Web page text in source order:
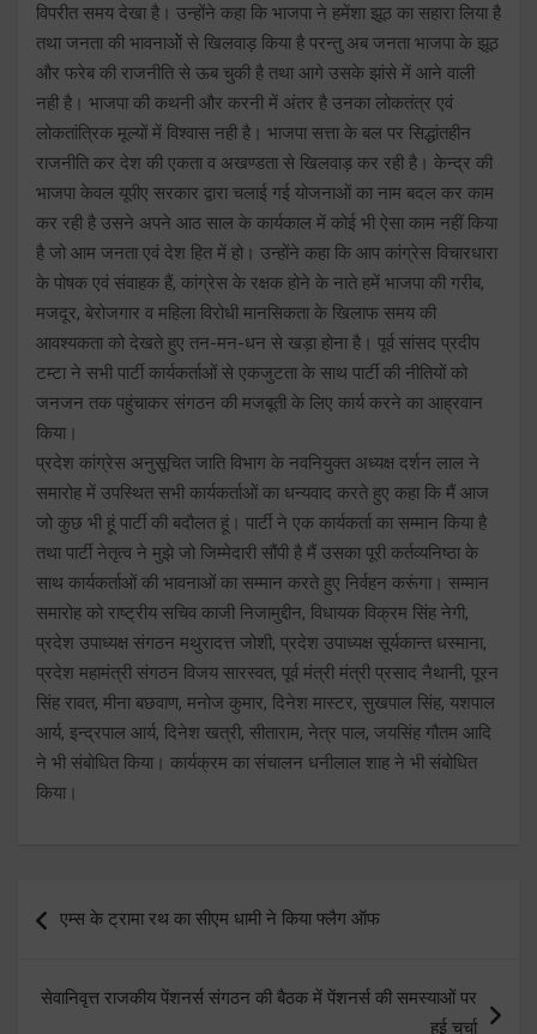
विपरीत समय देखा है। उन्होंने कहा कि भाजपा ने हमेंशा झूठ का सहारा लिया है
तथा जनता की भावनाओें से खिलवाड़ किया है परन्तु अब जनता भाजपा के झूठ
और फरेब की राजनीति से ऊब चुकी है तथा आगे उसके झांसे में आने वाली
नही है। भाजपा की कथनी और करनी में अंतर है उनका लोकतंत्र एवं
लोकतांत्रिक मूल्यों में विश्वास नही है। भाजपा सत्ता के बल पर सिद्धांतहीन
राजनीति कर देश की एकता व अखण्डता से खिलवाड़ कर रही है। केन्द्र की
भाजपा केवल यूपीए सरकार द्वारा चलाई गई योजनाओं का नाम बदल कर काम
कर रही है उसने अपने आठ साल के कार्यकाल में कोई भी ऐसा काम नहीं किया
है जो आम जनता एवं देश हित में हो। उन्होंने कहा कि आप कांग्रेस विचारधारा
के पोषक एवं संवाहक हैं, कांग्रेस के रक्षक होने के नाते हमें भाजपा की गरीब,
मजदूर, बेरोजगार व महिला विरोधी मानसिकता के खिलाफ समय की
आवश्यकता को देखते हुए तन-मन-धन से खड़ा होना है। पूर्व सांसद प्रदीप
टम्टा ने सभी पार्टी कार्यकर्ताओं से एकजुटता के साथ पार्टी की नीतियों को
जनजन तक पहुंचाकर संगठन की मजबूती के लिए कार्य करने का आह्रवान
किया।
प्रदेश कांग्रेस अनुसूचित जाति विभाग के नवनियुक्त अध्यक्ष दर्शन लाल ने
समारोह में उपस्थित सभी कार्यकर्ताओं का धन्यवाद करते हुए कहा कि मैं आज
जो कुछ भी हूं पार्टी की बदौलत हूं। पार्टी ने एक कार्यकर्ता का सम्मान किया है
तथा पार्टी नेतृत्व ने मुझे जो जिम्मेदारी सौंपी है मैं उसका पूरी कर्तव्यनिष्ठा के
साथ कार्यकर्ताओं की भावनाओं का सम्मान करते हुए निर्वहन करूंगा। सम्मान
समारोह को राष्ट्रीय सचिव काजी निजामुद्दीन, विधायक विक्रम सिंह नेगी,
प्रदेश उपाध्यक्ष संगठन मथुरादत्त जोशी, प्रदेश उपाध्यक्ष सूर्यकान्त धस्माना,
प्रदेश महामंत्री संगठन विजय सारस्वत, पूर्व मंत्री मंत्री प्रसाद नैथानी, पूरन
सिंह रावत, मीना बछवाण, मनोज कुमार, दिनेश मास्टर, सुखपाल सिंह, यशपाल
आर्य, इन्द्रपाल आर्य, दिनेश खत्री, सीताराम, नेत्र पाल, जयसिंह गौतम आदि
ने भी संबोधित किया। कार्यक्रम का संचालन धनीलाल शाह ने भी संबोधित
किया।
navigation
एम्स के ट्रामा रथ का सीएम धामी ने किया फ्लैग ऑफ
सेवानिवृत्त राजकीय पेंशनर्स संगठन की बैठक में पेंशनर्स की समस्याओं पर
हुई चर्चा